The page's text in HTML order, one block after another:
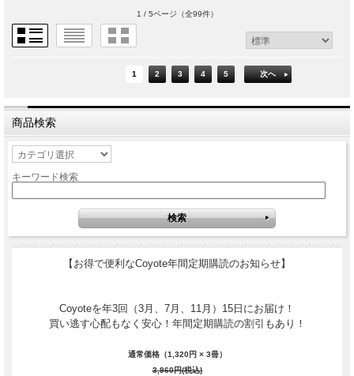
1 / 5ページ （全99件）
1 2 3 4 5 次へ
商品検索
キーワード検索
【お得で便利なCoyote年間定期購読のお知らせ】
Coyoteを年3回（3月、7月、11月）15日にお届け！
買い逃す心配もなく安心！年間定期購読の割引もあり！
通常価格（1,320円 × 3冊）
3,960円(税込)